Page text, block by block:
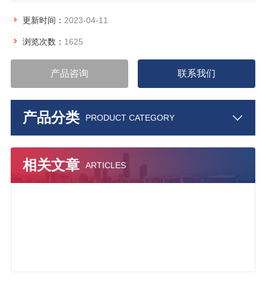
多数有机溶剂，亲水性好，可耐高温达135°C。
更新时间： 2023-04-11
浏览次数： 1625
产品咨询 联系我们
产品分类 PRODUCT CATEGORY
相关文章 ARTICLES